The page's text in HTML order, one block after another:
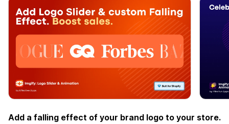
Add a falling effect of your brand logo to your store.